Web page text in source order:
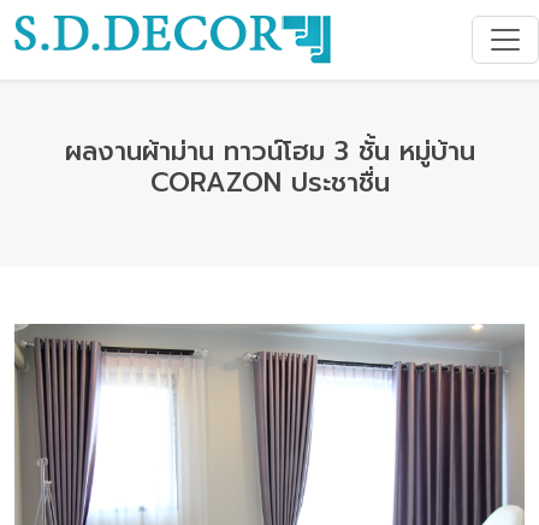
ผลงานผ้าม่าน ทาวน์โฮม 3 ชั้น หมู่บ้าน
CORAZON ประชาชื่น